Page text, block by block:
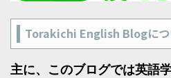
Torakichi English Blogにつ
主に、このブログでは英語